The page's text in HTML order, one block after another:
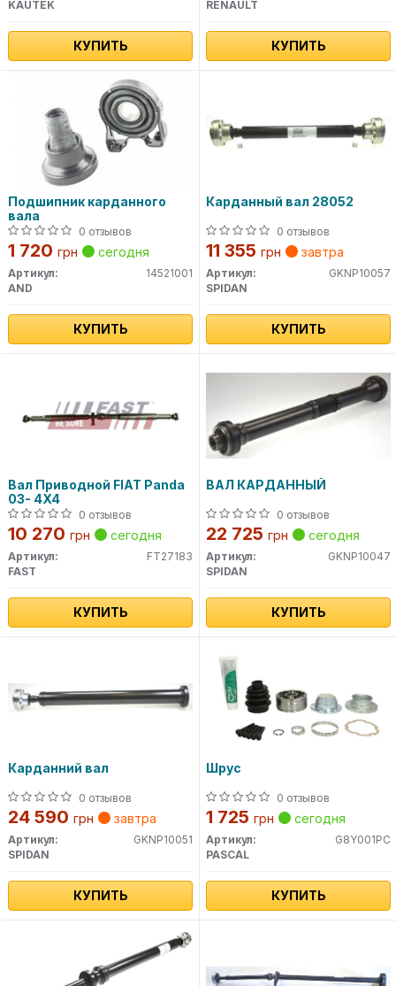
KAUTEK
КУПИТЬ
RENAULT
КУПИТЬ
Подшипник карданного
вала
0 отзывов
1 720 грн сегодня
Артикул:
14521001
AND
КУПИТЬ
Карданный вал 28052
0 отзывов
11 355 грн завтра
Артикул:
GKNP10057
SPIDAN
КУПИТЬ
Вал Приводной FIAT Panda
03- 4X4
0 отзывов
10 270 грн сегодня
Артикул:
FT27183
FAST
КУПИТЬ
ВАЛ КАРДАННЫЙ
0 отзывов
22 725 грн сегодня
Артикул:
GKNP10047
SPIDAN
КУПИТЬ
Карданний вал
0 отзывов
24 590 грн завтра
Артикул:
GKNP10051
SPIDAN
КУПИТЬ
Шрус
0 отзывов
1 725 грн сегодня
Артикул:
G8Y001PC
PASCAL
КУПИТЬ